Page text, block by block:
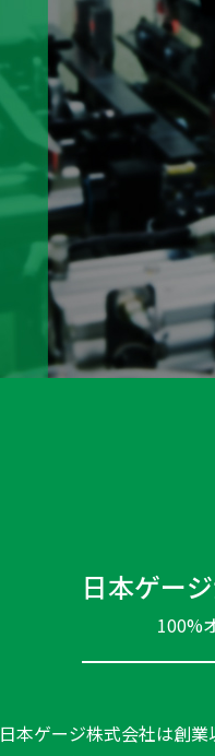
日本ゲー
100%
日本ゲージ株式会社は創